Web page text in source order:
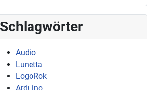
Schlagwörter
Audio
Lunetta
LogoRok
Arduino